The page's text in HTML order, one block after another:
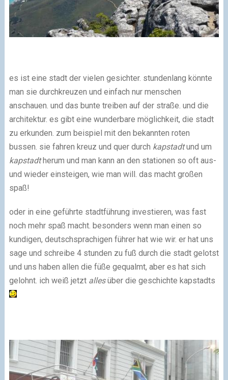
es ist eine stadt der vielen gesichter. stundenlang könnte
man sie durchkreuzen und einfach nur menschen
anschauen. und das bunte treiben auf der straße. und die
architektur. es gibt eine wunderbare möglichkeit, die stadt
zu erkunden. zum beispiel mit den bekannten roten
bussen. sie fahren kreuz und quer durch kapstadtund um
kapstadtherum und man kann an den stationen so oft aus-
und wieder einsteigen, wie man will. das macht großen
spaß!
oder in eine geführte stadtführung investieren, was fast
noch mehr spaß macht. besonders wenn man einen so
kundigen, deutschsprachigen führer hat wie wir. er hat uns
sage und schreibe 4 stunden zu fuß durch die stadt gelotst
und uns haben allen die füße gequalmt, aber es hat sich
gelohnt. ich weiß jetzt allesüber die geschichte kapstadts